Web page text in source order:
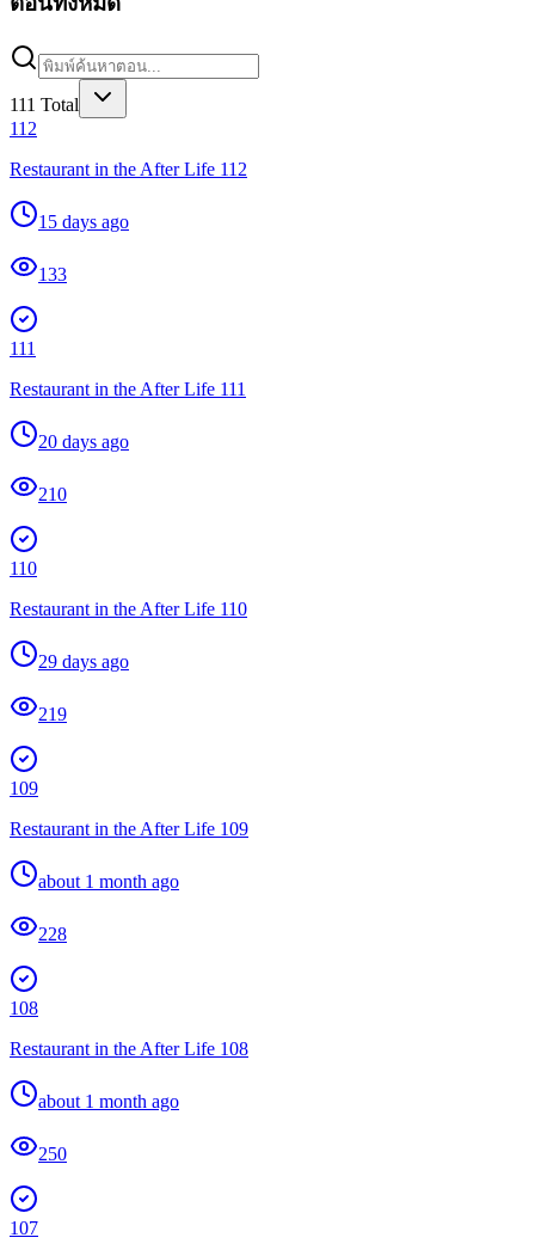
111 Total
112
Restaurant in the After Life 112
15 days ago
133
111
Restaurant in the After Life 111
20 days ago
210
110
Restaurant in the After Life 110
29 days ago
219
109
Restaurant in the After Life 109
about 1 month ago
228
108
Restaurant in the After Life 108
about 1 month ago
250
107